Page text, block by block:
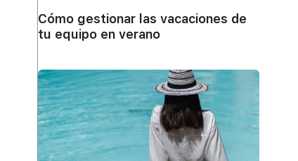
Cómo gestionar las vacaciones de
tu equipo en verano